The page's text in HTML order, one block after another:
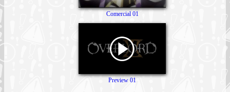
Comercial 01
Preview 01